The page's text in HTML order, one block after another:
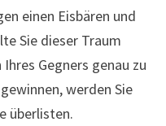
einen Eisbären und
Sie dieser Traum
Gegners genau zu
werden Sie
überlisten.